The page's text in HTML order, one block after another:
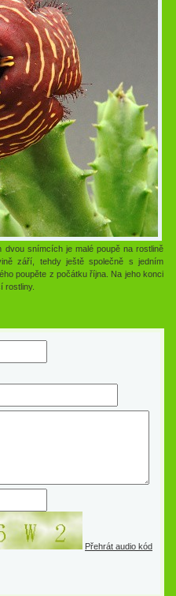
snímcích je malé poupě na rostlině
září, tehdy ještě společně s jedním
poupěte z počátku října. Na jeho konci
rostliny.
Přehrát audio kód